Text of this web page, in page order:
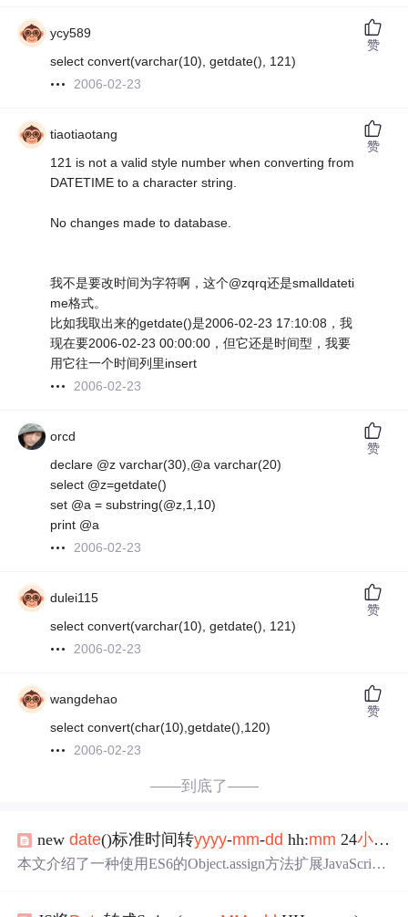
ycy589
select convert(varchar(10), getdate(), 121)
2006-02-23
赞
tiaotiaotang
121 is not a valid style number when converting from
DATETIME to a character string.
No changes made to database.
我不是要改时间为字符啊，这个@zqrq还是smalldateti
me格式。
比如我取出来的getdate()是2006-02-23 17:10:08，我
现在要2006-02-23 00:00:00，但它还是时间型，我要
用它往一个时间列里insert
2006-02-23
赞
orcd
declare @z varchar(30),@a varchar(20)
select @z=getdate()
set @a = substring(@z,1,10)
print @a
2006-02-23
赞
dulei115
select convert(varchar(10), getdate(), 121)
2006-02-23
赞
wangdehao
select convert(char(10),getdate(),120)
2006-02-23
赞
——到底了——
newdate()标准时间转yyyy-mm-dd hh:mm 24小时
本文介绍了一种使用ES6的Object.assign方法扩展JavaScript